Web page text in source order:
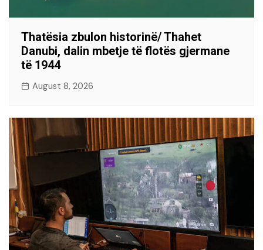
Thatësia zbulon historinë/ Thahet
Danubi, dalin mbetje të flotës gjermane
të 1944
August 8, 2026